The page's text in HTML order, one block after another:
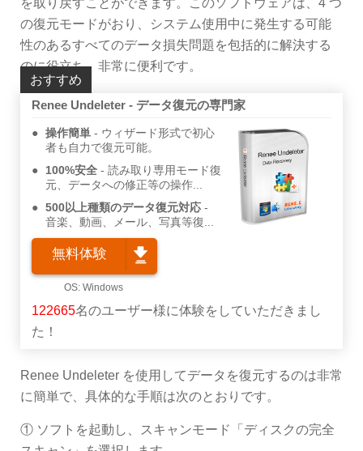
を取り戻すことができます。このソフトウェアは、4 つ
の復元モードがおり、システム使用中に発生する可能
性のあるすべてのデータ損失問題を包括的に解決する
のに役立ち、非常に便利です。
おすすめ
Renee Undeleter - データ復元の専門家
操作簡単
ウィザード形式で初心
者も自力で復元可能。
100%安全
読み取り専用モード復
元、データへの修正等の操作...
500以上種類のデータ復元対応
音楽、動画、メール、写真等復...
無料体験
122665名のユーザー様に体験をしていただきまし
た！
Renee Undeleter を使用してデータを復元するのは非常
に簡単で、具体的な手順は次のとおりです。
① ソフトを起動し、スキャンモード「ディスクの完全